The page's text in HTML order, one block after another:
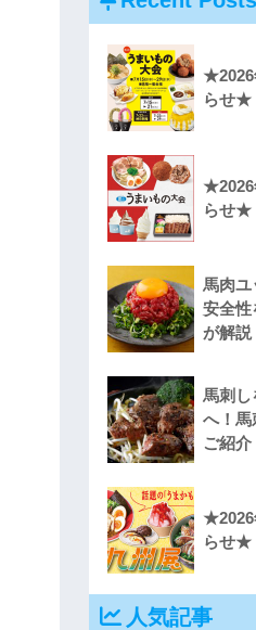
★2026
らせ★
★2026
らせ★
馬肉ユ
安全性
が解説
馬刺し
へ！馬
ご紹介
★2026
らせ★
人気記事